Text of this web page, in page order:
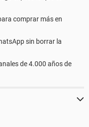
comprar más en
sin borrar la
de 4.000 años de